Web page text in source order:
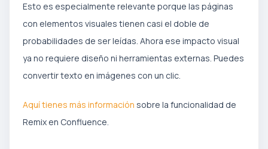
Esto es especialmente relevante porque las páginas
con elementos visuales tienen casi el doble de
probabilidades de ser leídas. Ahora ese impacto visual
ya no requiere diseño ni herramientas externas. Puedes
convertir texto en imágenes con un clic.
Aquí tienes más información sobre la funcionalidad de
Remix en Confluence.